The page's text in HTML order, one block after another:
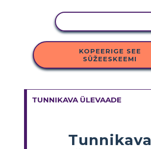
KOPEERIGE SEE
SÜŽEESKEEMI
TUNNIKAVA ÜLEVAADE
Tunnikava